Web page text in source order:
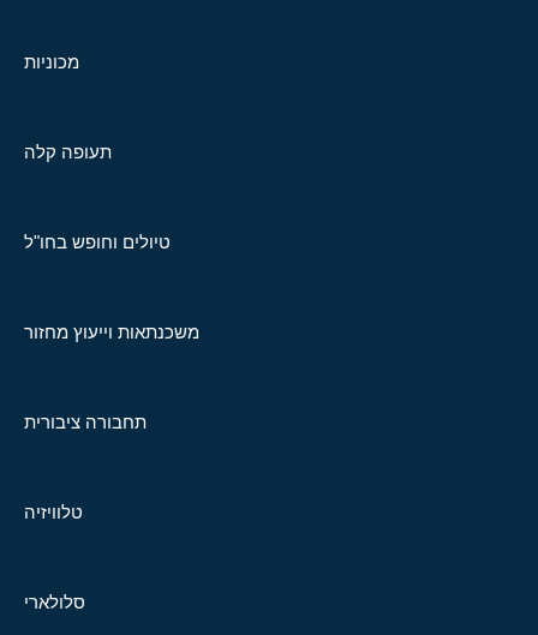
מכוניות
תעופה קלה
טיולים וחופש בחו"ל
משכנתאות וייעוץ מחזור
תחבורה ציבורית
טלוויזיה
סלולארי